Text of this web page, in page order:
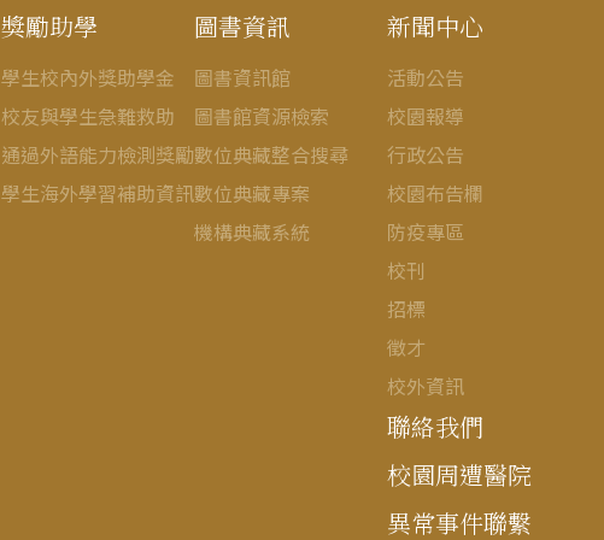
獎勵助學
學生校內外獎助學金
校友與學生急難救助
通過外語能力檢測獎勵
學生海外學習補助資訊
圖書資訊
圖書資訊館
圖書館資源檢索
數位典藏整合搜尋
數位典藏專案
機構典藏系統
新聞中心
活動公告
校園報導
行政公告
校園布告欄
防疫專區
校刊
招標
徵才
校外資訊
聯絡我們
校園周遭醫院
異常事件聯繫